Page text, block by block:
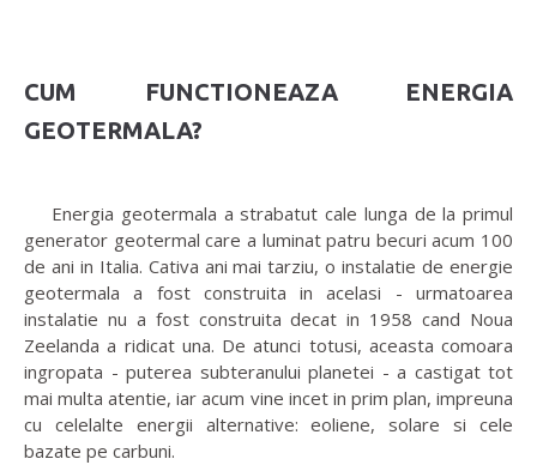
CUM FUNCTIONEAZA ENERGIA
GEOTERMALA?
Energia geotermala a strabatut cale lunga de la primul
generator geotermal care a luminat patru becuri acum 100
de ani in Italia. Cativa ani mai tarziu, o instalatie de energie
geotermala a fost construita in acelasi - urmatoarea
instalatie nu a fost construita decat in 1958 cand Noua
Zeelanda a ridicat una. De atunci totusi, aceasta comoara
ingropata - puterea subteranului planetei - a castigat tot
mai multa atentie, iar acum vine incet in prim plan, impreuna
cu celelalte energii alternative: eoliene, solare si cele
bazate pe carbuni.